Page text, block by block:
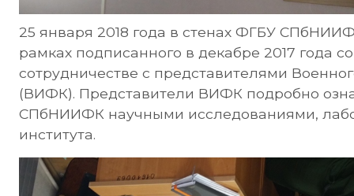
25 января 2018 года в стенах ФГБУ
рамках подписанного в декабре 2017 года
сотрудничестве с представителями
(ВИФК). Представители ВИФК подробно
СПбНИИФК научными исследованиями,
института.